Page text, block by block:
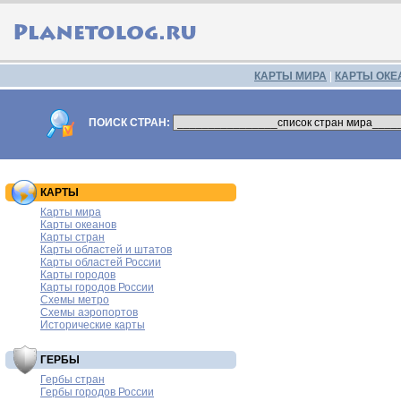
КАРТЫ МИРА КАРТЫ
ПОИСК СТРАН:
КАРТЫ
Карты мира
Карты океанов
Карты стран
Карты областей и штатов
Карты областей России
Карты городов
Карты городов России
Схемы метро
Схемы аэропортов
Исторические карты
ГЕРБЫ
Гербы стран
Гербы городов России